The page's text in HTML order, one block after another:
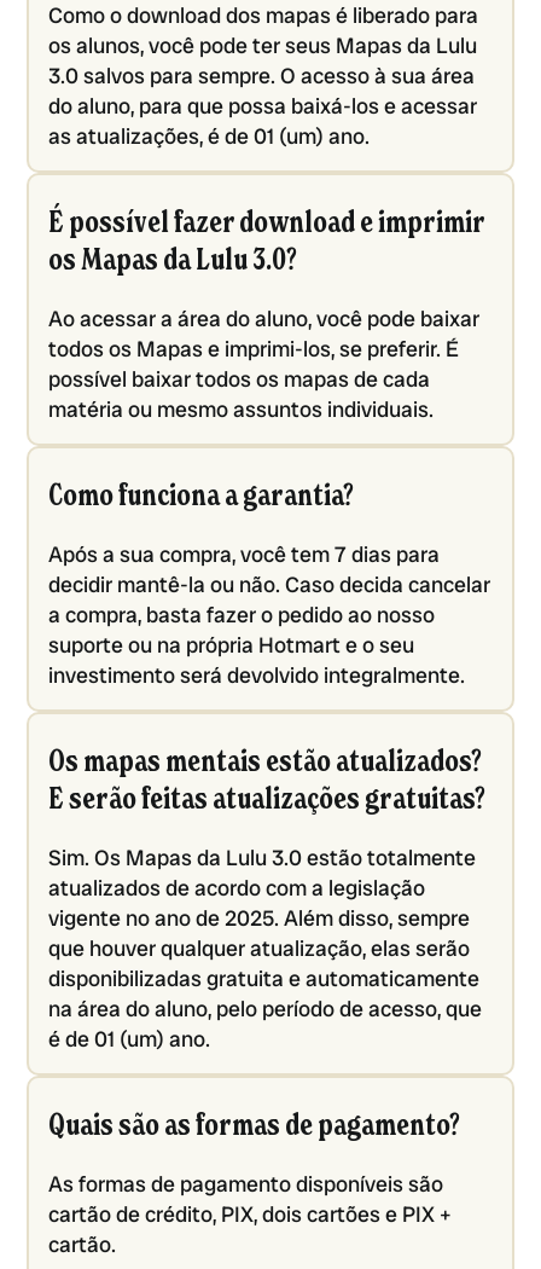
Como o download dos mapas é liberado para
os alunos, você pode ter seus Mapas da Lulu
3.0 salvos para sempre. O acesso à sua área
do aluno, para que possa baixá-los e acessar
as atualizações, é de 01 (um) ano.
É possível fazer download e imprimir
os Mapas da Lulu 3.0?
Ao acessar a área do aluno, você pode baixar
todos os Mapas e imprimi-los, se preferir. É
possível baixar todos os mapas de cada
matéria ou mesmo assuntos individuais.
Como funciona a garantia?
Após a sua compra, você tem 7 dias para
decidir mantê-la ou não. Caso decida cancelar
a compra, basta fazer o pedido ao nosso
suporte ou na própria Hotmart e o seu
investimento será devolvido integralmente.
Os mapas mentais estão atualizados?
E serão feitas atualizações gratuitas?
Sim. Os Mapas da Lulu 3.0 estão totalmente
atualizados de acordo com a legislação
vigente no ano de 2025. Além disso, sempre
que houver qualquer atualização, elas serão
disponibilizadas gratuita e automaticamente
na área do aluno, pelo período de acesso, que
é de 01 (um) ano.
Quais são as formas de pagamento?
As formas de pagamento disponíveis são
cartão de crédito, PIX, dois cartões e PIX +
cartão.